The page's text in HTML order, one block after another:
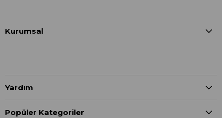
Kurumsal
Yardım
Popüler Kategoriler